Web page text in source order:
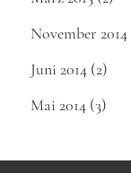
November 2014
Juni 2014 (2)
Mai 2014 (3)